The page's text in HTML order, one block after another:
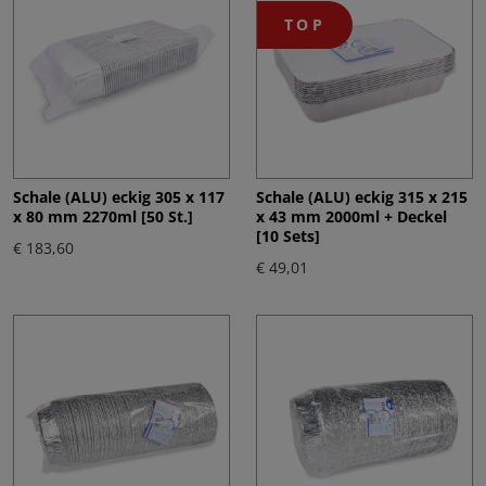
Schale (ALU) eckig 305 x 117
x 80 mm 2270ml [50 St.]
€ 183,60
TOP
Schale (ALU) eckig 315 x 215
x 43 mm 2000ml + Deckel
[10 Sets]
€ 49,01